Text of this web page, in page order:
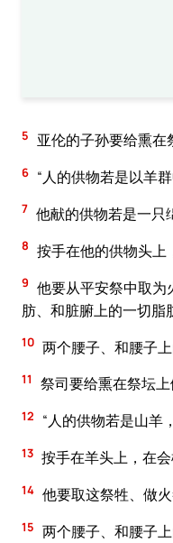
5 亚伦的子孙要给熏在
6 “人的供物若是以羊
7 他献的供物若是一只
8 按手在他的供物头上
9 他要从平安祭中取为
肪、和脏腑上的一切脂
10 两个腰子、和腰子
11 祭司要给熏在祭坛上
12 “人的供物若是山羊
13 按手在羊头上，在
14 他要取这祭牲、做
15 两个腰子、和腰子